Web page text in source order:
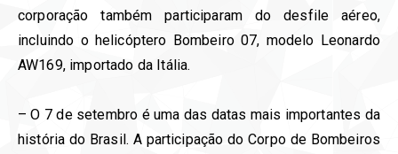
corporação também participaram do desfile aéreo,
incluindo o helicóptero Bombeiro 07, modelo Leonardo
AW169, importado da Itália.
– O 7 de setembro é uma das datas mais importantes da
história do Brasil. A participação do Corpo de Bombeiros